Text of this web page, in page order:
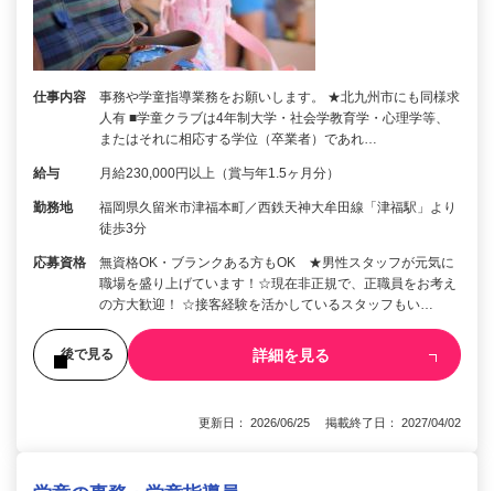
仕事内容
事務や学童指導業務をお願いします。 ★北九州市にも同様求
人有 ■学童クラブは4年制大学・社会学教育学・心理学等、
またはそれに相応する学位（卒業者）であれ…
給与 月給230,000円以上（賞与年1.5ヶ月分）
勤務地
福岡県久留米市津福本町／西鉄天神大牟田線「津福駅」より
徒歩3分
応募資格
無資格OK・ブランクある方もOK ★男性スタッフが元気に
職場を盛り上げています！☆現在非正規で、正職員をお考え
の方大歓迎！ ☆接客経験を活かしているスタッフもい…
後で見る 詳細を見る
更新日： 2026/06/25 掲載終了日： 2027/04/02